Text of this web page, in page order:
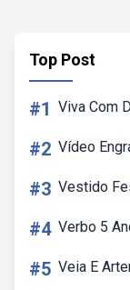
Top Post
#1 Viva Com
#2 Vídeo
#3 Vestido
#4 Verbo 5
#5 Veia E